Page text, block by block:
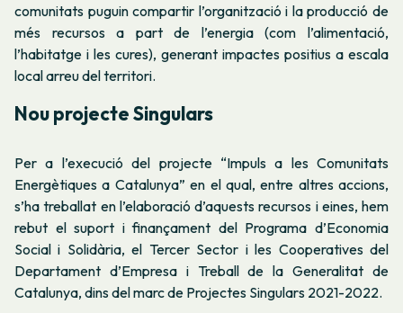
comunitats puguin compartir l’organització i la producció de
més recursos a part de l’energia (com l’alimentació,
l’habitatge i les cures), generant impactes positius a escala
local arreu del territori.
Nou projecte Singulars
Per a l’execució del projecte “Impuls a les Comunitats
Energètiques a Catalunya” en el qual, entre altres accions,
s’ha treballat en l’elaboració d’aquests recursos i eines, hem
rebut el suport i finançament del Programa d’Economia
Social i Solidària, el Tercer Sector i les Cooperatives del
Departament d’Empresa i Treball de la Generalitat de
Catalunya, dins del marc de Projectes Singulars 2021-2022.